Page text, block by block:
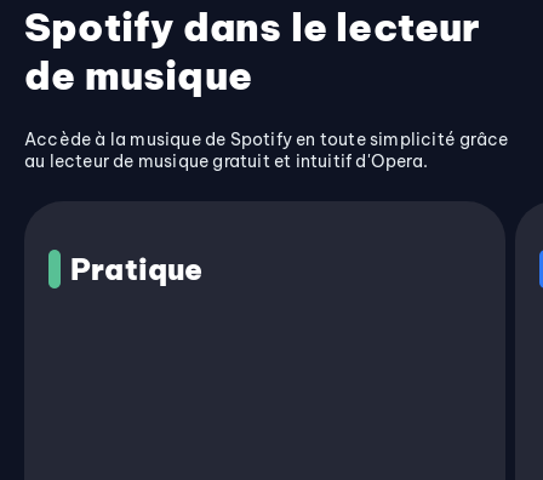
Spotify dans le lecteur
de musique
Accède à la musique de Spotify en toute simplicité grâce
au lecteur de musique gratuit et intuitif d'Opera.
Pratique